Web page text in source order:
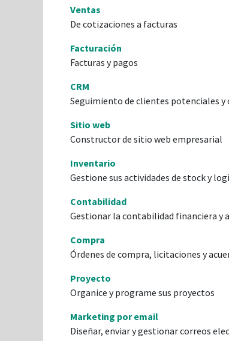
Ventas
De cotizaciones a facturas
Facturación
Facturas y pagos
CRM
Seguimiento de clientes potenciales
Sitio web
Constructor de sitio web empresarial
Inventario
Gestione sus actividades de stock y
Contabilidad
Gestionar la contabilidad financiera y
Compra
Órdenes de compra, licitaciones y
Proyecto
Organice y programe sus proyectos
Marketing por email
Diseñar, enviar y gestionar correos